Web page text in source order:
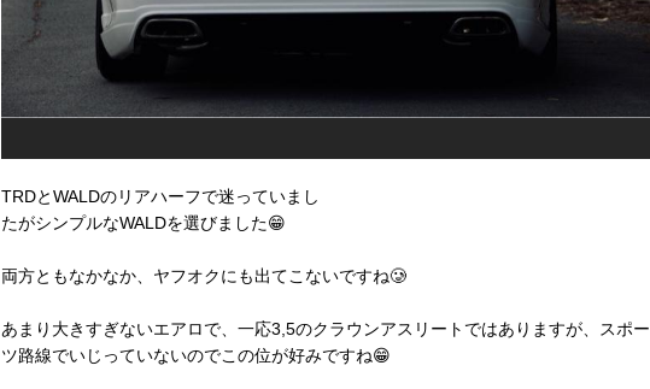
TRDとWALDのリアハーフで迷っていまし
たがシンプルなWALDを選びました😁
両方ともなかなか、ヤフオクにも出てこないですね🥲
あまり大きすぎないエアロで、一応3,5のクラウンアスリートではありますが、スポー
ツ路線でいじっていないのでこの位が好みですね😁